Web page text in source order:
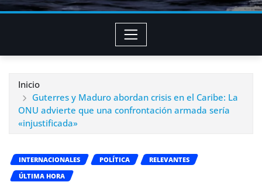
Inicio
Guterres y Maduro abordan crisis en el Caribe: La
ONU advierte que una confrontación armada sería
«injustificada»
INTERNACIONALES POLÍTICA
RELEVANTES
ÚLTIMA HORA